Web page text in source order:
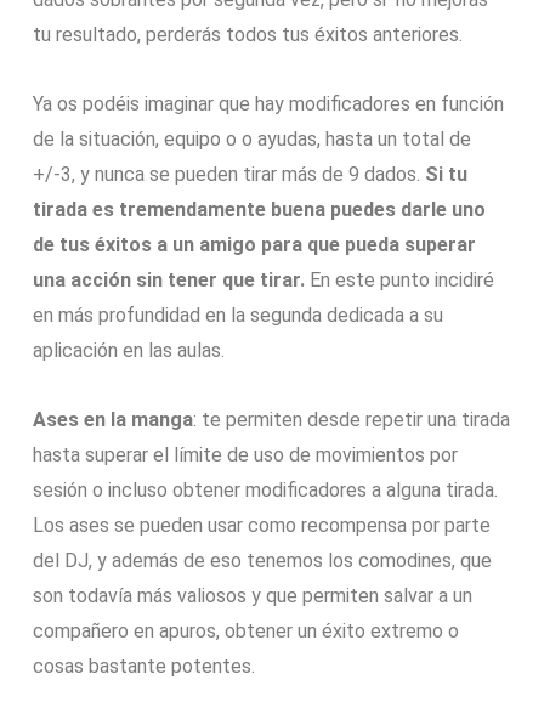
tu resultado, perderás todos tus éxitos anteriores.
Ya os podéis imaginar que hay modificadores en función
de la situación, equipo o o ayudas, hasta un total de
+/-3, y nunca se pueden tirar más de 9 dados. Si tu
tirada es tremendamente buena puedes darle uno
de tus éxitos a un amigo para que pueda superar
una acción sin tener que tirar. En este punto incidiré
en más profundidad en la segunda dedicada a su
aplicación en las aulas.
Ases en la manga: te permiten desde repetir una tirada
hasta superar el límite de uso de movimientos por
sesión o incluso obtener modificadores a alguna tirada.
Los ases se pueden usar como recompensa por parte
del DJ, y además de eso tenemos los comodines, que
son todavía más valiosos y que permiten salvar a un
compañero en apuros, obtener un éxito extremo o
cosas bastante potentes.